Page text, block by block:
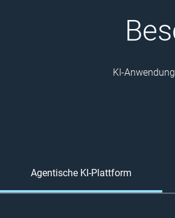
KI-
Agentische KI-Plattform